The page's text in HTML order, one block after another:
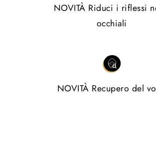
NOVITÀ Riduci i riflessi
occhiali
NOVITÀ Recupero del